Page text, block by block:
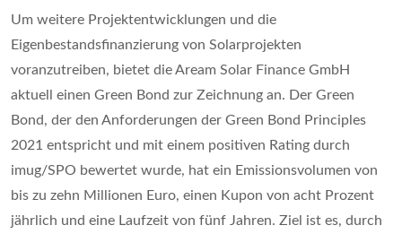
Um weitere Projektentwicklungen und die
Eigenbestandsfinanzierung von Solarprojekten
voranzutreiben, bietet die Aream Solar Finance GmbH
aktuell einen Green Bond zur Zeichnung an. Der Green
Bond, der den Anforderungen der Green Bond Principles
2021 entspricht und mit einem positiven Rating durch
imug/SPO bewertet wurde, hat ein Emissionsvolumen von
bis zu zehn Millionen Euro, einen Kupon von acht Prozent
jährlich und eine Laufzeit von fünf Jahren. Ziel ist es, durch